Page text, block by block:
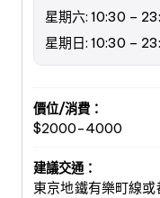
星期六: 10:30 –
星期日: 10:30 –
價位/消費：
$2000-4000
建議交通：
東京地鐵有樂町線